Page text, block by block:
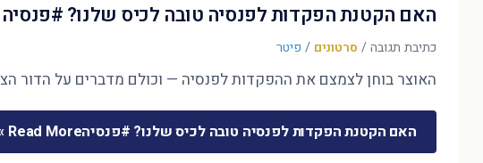
האם הקטנת הפקדות לפנסיה טובה לכיס שלנו? #פנסיה
כתיבת תגובה/ סרטונים / פיטר
האוצר בוחן לצמצם את ההפקדות לפנסיה — וכולם מדברים על הדור הצעיר.
האם הקטנת הפקדות לפנסיה טובה לכיס שלנו? #פנסיהRead More »